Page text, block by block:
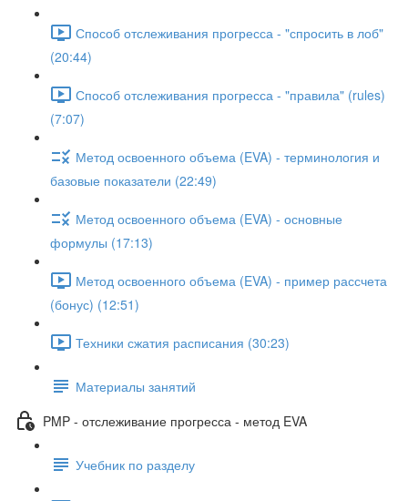
Способ отслеживания прогресса - "спросить в лоб"
(20:44)
Способ отслеживания прогресса - "правила" (rules)
(7:07)
Метод освоенного объема (EVA) - терминология и
базовые показатели (22:49)
Метод освоенного объема (EVA) - основные
формулы (17:13)
Метод освоенного объема (EVA) - пример рассчета
(бонус) (12:51)
Техники сжатия расписания (30:23)
Материалы занятий
PMP - отслеживание прогресса - метод EVA
Учебник по разделу